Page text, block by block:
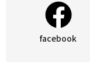
facebook